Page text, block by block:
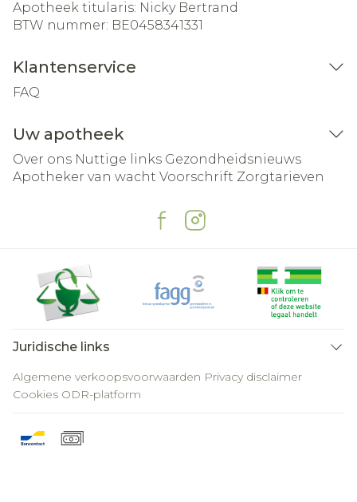
Apotheek titularis: Nicky Bertrand
BTW nummer: BE0458341331
Klantenservice
FAQ
Uw apotheek
Over ons Nuttige links Gezondheidsnieuws
Apotheker van wacht Voorschrift Zorgtarieven
Juridische links
Algemene verkoopsvoorwaarden Privacy disclaimer
Cookies ODR-platform